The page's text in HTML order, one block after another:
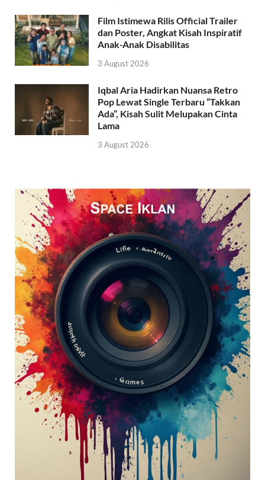
Film Istimewa Rilis Official Trailer
dan Poster, Angkat Kisah Inspiratif
Anak-Anak Disabilitas
3 August 2026
Iqbal Aria Hadirkan Nuansa Retro
Pop Lewat Single Terbaru “Takkan
Ada”, Kisah Sulit Melupakan Cinta
Lama
3 August 2026